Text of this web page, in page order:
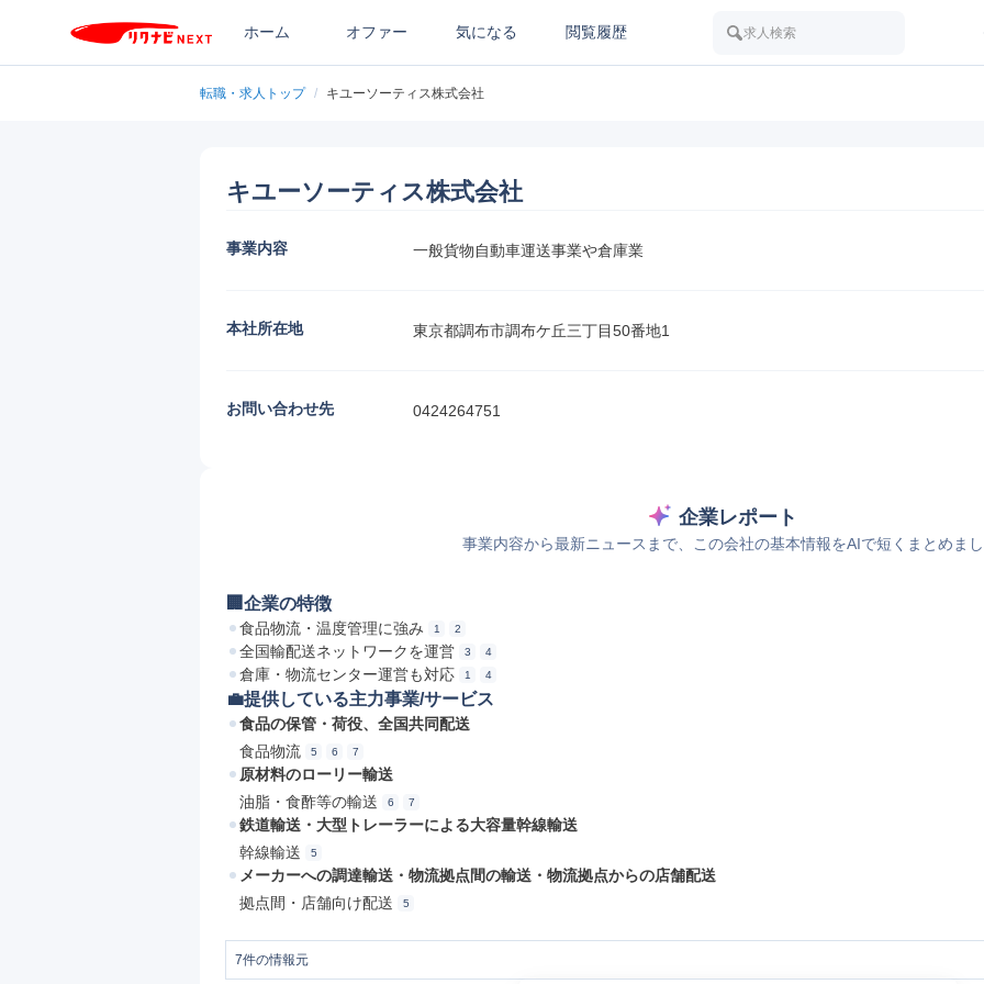
ホーム オファー 気になる 閲覧履歴 求人検索
転職・求人トップ / キユーソーティス株式会社
キユーソーティス株式会社
事業内容 一般貨物自動車運送事業や倉庫業
本社所在地 東京都調布市調布ケ丘三丁目50番地1
お問い合わせ先 0424264751
企業レポート
事業内容から最新ニュースまで、この会社の基本情報をAIで短くまとめま
🏢企業の特徴
食品物流・温度管理に強み 1 2
全国輸配送ネットワークを運営 3 4
倉庫・物流センター運営も対応 1 4
💼提供している主力事業/サービス
食品の保管・荷役、全国共同配送
食品物流
5 6 7
原材料のローリー輸送
油脂・食酢等の輸送
6 7
鉄道輸送・大型トレーラーによる大容量幹線輸送
幹線輸送
5
メーカーへの調達輸送・物流拠点間の輸送・物流拠点からの店舗配送
拠点間・店舗向け配送
5
7件の情報元